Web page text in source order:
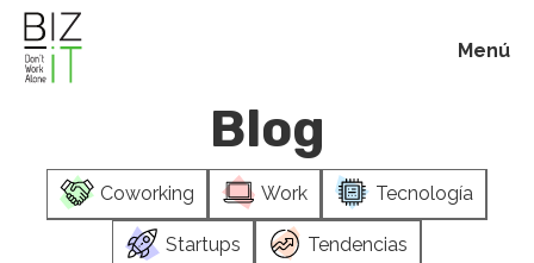
Menú
Inicio
Membresías
Blog
Coworking Work Tecnología
Startups Tendencias